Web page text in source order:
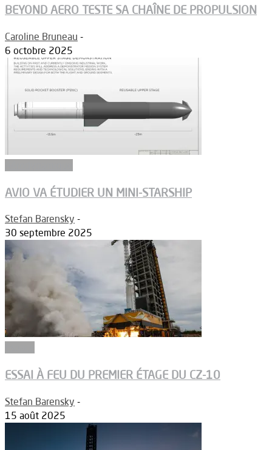
BEYOND AERO TESTE SA CHAÎNE DE PROPULSION
Caroline Bruneau -
6 octobre 2025
AVIO VA ÉTUDIER UN MINI-STARSHIP
Stefan Barensky -
30 septembre 2025
ESSAI À FEU DU PREMIER ÉTAGE DU CZ-10
Stefan Barensky -
15 août 2025